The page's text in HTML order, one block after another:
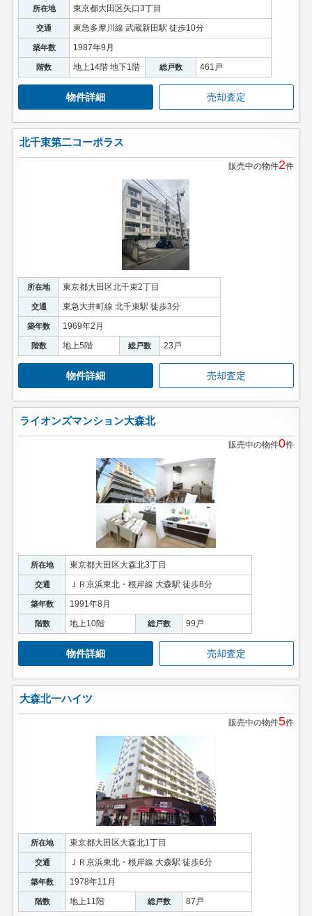
所在地 東京都大田区矢口3丁目
交通 東急多摩川線 武蔵新田駅 徒歩10分
築年数 1987年9月
階数 地上14階 地下1階 総戸数 461戸
物件詳細 売却査定
北千束第二コーポラス
販売中の物件2件
所在地 東京都大田区北千束2丁目
交通 東急大井町線 北千束駅 徒歩3分
築年数 1969年2月
階数 地上5階 総戸数 23戸
物件詳細 売却査定
ライオンズマンション大森北
販売中の物件0件
所在地 東京都大田区大森北3丁目
交通 ＪＲ京浜東北・根岸線 大森駅 徒歩8分
築年数 1991年8月
階数 地上10階 総戸数 99戸
物件詳細 売却査定
大森北一ハイツ
販売中の物件5件
所在地 東京都大田区大森北1丁目
交通 ＪＲ京浜東北・根岸線 大森駅 徒歩6分
築年数 1978年11月
階数 地上11階 総戸数 87戸